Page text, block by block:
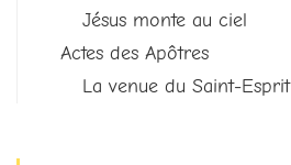
Jésus monte au ciel
Actes des Apôtres
La venue du Saint-Esprit